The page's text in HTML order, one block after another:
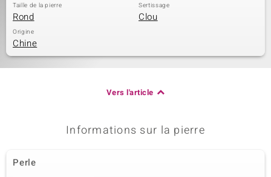
Taille de la pierre
Rond
Sertissage
Clou
Origine
Chine
Vers l'article
Informations sur la pierre
Perle